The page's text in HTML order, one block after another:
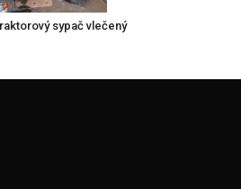
sypač vlečený